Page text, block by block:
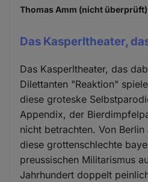
Thomas Amm (nicht überprüft)
Das Kasperltheater,
Das Kasperltheater, das
Dilettanten "Reaktion"
diese groteske
Appendix, der
nicht betrachten. Von
diese grottenschlechte
preussischen Militarismus
Jahrhundert doppelt